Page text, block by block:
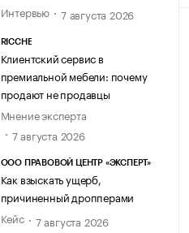
Интервью
7 августа 2026
RICCHE
Клиентский сервис в
премиальной мебели: почему
продают не продавцы
Мнение эксперта
7 августа 2026
ООО ПРАВОВОЙ ЦЕНТР «ЭКСПЕРТ»
Как взыскать ущерб,
причиненный дропперами
Кейс
7 августа 2026